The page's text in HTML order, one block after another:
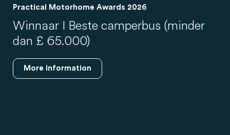
Practical Motorhome Awards 2026
Winnaar I Beste camperbus (minder
dan £ 65.000)
More information